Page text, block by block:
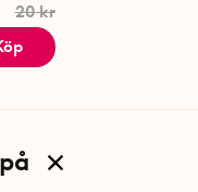
20 kr